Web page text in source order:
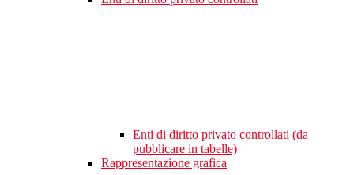
Enti di diritto privato controllati (da
pubblicare in tabelle)
Rappresentazione grafica